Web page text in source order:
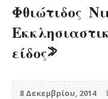
Φθιώτιδος
είδος»
8 Δεκεμβρίου, 2014